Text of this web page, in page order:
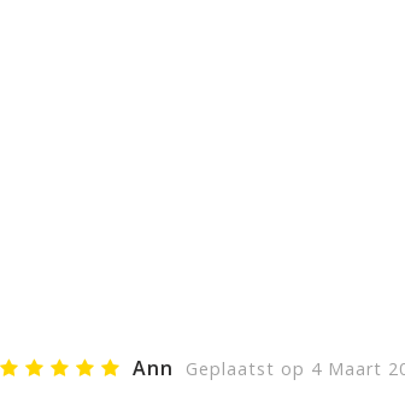
Ann Geplaatst op 4 Maart